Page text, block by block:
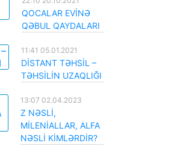
QOCALAR EVİNƏ
QƏBUL QAYDALARI
11:41 05.01.2021
DİSTANT TƏHSİL –
TƏHSİLİN UZAQLIĞI
13:07 02.04.2023
Z NƏSLİ,
MİLENİALLAR, ALFA
NƏSLİ KİMLƏRDİR?